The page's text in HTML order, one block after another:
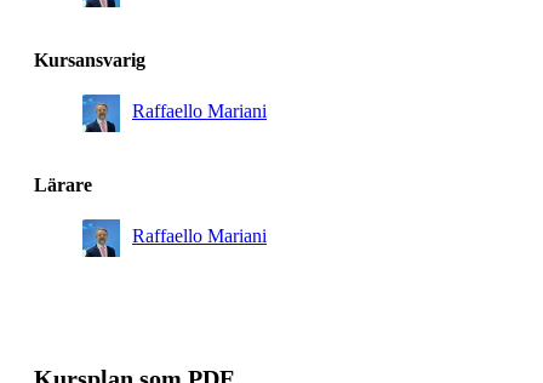
Kursansvarig
Raffaello Mariani
Lärare
Raffaello Mariani
Kursplan som PDF